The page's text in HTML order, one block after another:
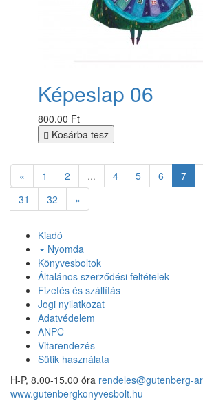
Képeslap 06
800.00 Ft
Kosárba tesz
« 1 2 ... 4 5 6 7
31
32 »
Kiadó
Nyomda
Könyvesboltok
Általános szerződési feltételek
Fizetés és szállítás
Jogi nyilatkozat
Adatvédelem
ANPC
Vitarendezés
Sütik használata
H-P, 8.00-15.00 óra rendeles@gutenberg-
www.gutenbergkonyvesbolt.hu